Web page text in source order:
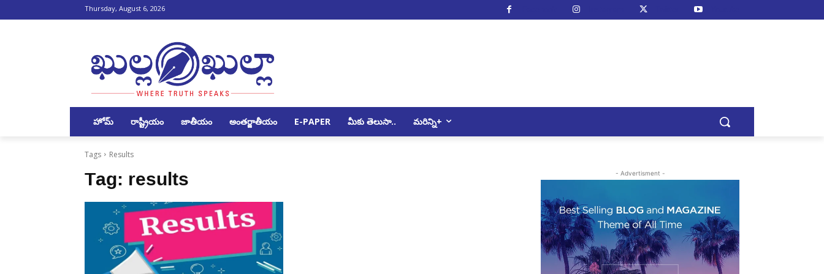
Thursday, August 6, 2026
హోమ్ రాష్ట్రీయం జాతీయం అంతర్జాతీయం E-PAPER మీకు తెలుసా.. మరిన్ని+
Tags Results
Tag: results - Advertisment -